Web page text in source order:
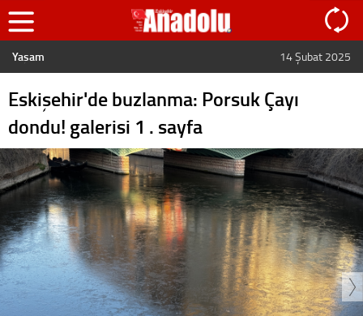
Yaşam 14 Şubat 2025
Eskişehir'de buzlanma: Porsuk Çayı
dondu! galerisi 1 . sayfa